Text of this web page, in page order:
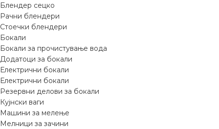
Блендер сецко
Рачни блендери
Стоечки блендери
Бокали
Бокали за прочистување вода
Додатоци за бокали
Електрични бокали
Електрични бокали
Резервни делови за бокали
Кујнски ваги
Машини за мелење
Мелници за зачини